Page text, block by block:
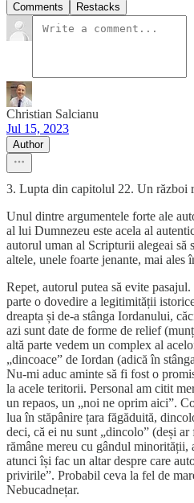
Comments Restacks
Christian Salcianu
Jul 15, 2023
Author
3. Lupta din capitolul 22. Un război
Unul dintre argumentele forte ale
al lui Dumnezeu este acela al
autorul uman al Scripturii alegeai să
altele, unele foarte jenante, mai
Repet, autorul putea să evite
parte o dovedire a legitimității
dreapta și de-a stânga Iordanului,
azi sunt date de forme de relief
altă parte vedem un complex al
„dincoace” de Iordan (adică în
Nu-mi aduc aminte să fi fost o
la acele teritorii. Personal am citit
un repaos, un „noi ne oprim aici”.
lua în stăpânire țara făgăduită,
deci, că ei nu sunt „dincolo” (deși
rămâne mereu cu gândul
atunci își fac un altar despre care
privirile”. Probabil ceva la fel de
Nebucadnețar.